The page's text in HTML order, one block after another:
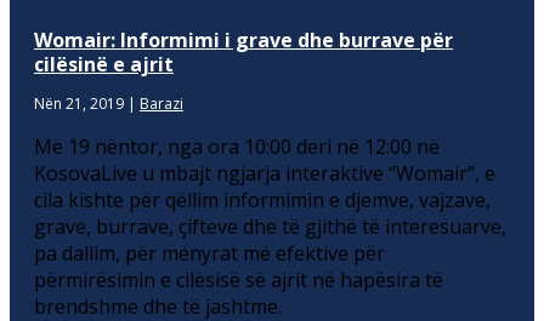
Womair: Informimi i grave dhe burrave për
cilësinë e ajrit
Nën 21, 2019 | Barazi
Më 19 nëntor, nga ora 10:00 deri në 12:00 në
KosovaLive u mbajt ngjarja interaktive “Womair”, e
cila kishte për qëllim informimin e djemve, vajzave,
grave, burrave, çifteve dhe të gjithë të interesuarve,
pa dallim, për mënyrat më efektive për
përmirësimin e cilësisë së ajrit në hapësira të
brendshme dhe të jashtme.